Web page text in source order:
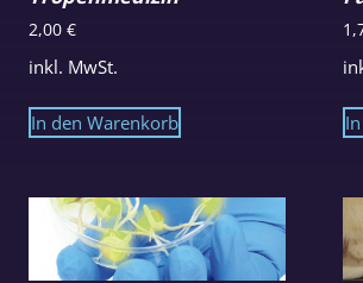
2,00 €
inkl. MwSt.
In den Warenkorb